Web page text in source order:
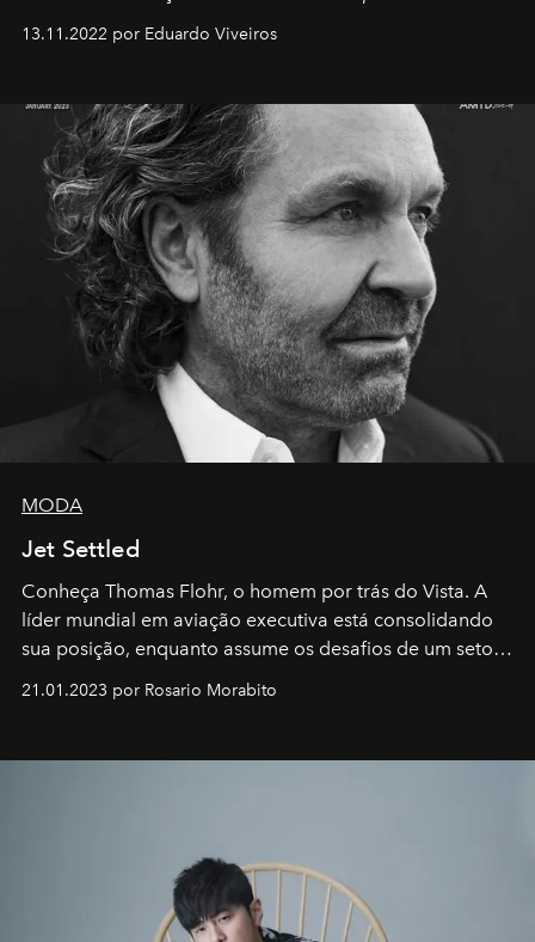
13.11.2022 por Eduardo Viveiros
MODA
Jet Settled
Conheça Thomas Flohr, o homem por trás do Vista. A
líder mundial em aviação executiva está consolidando
sua posição, enquanto assume os desafios de um setor
em rápida evolução e redefinindo o conceito de luxo
21.01.2023 por Rosario Morabito